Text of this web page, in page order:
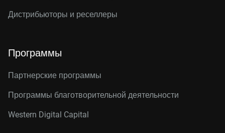
Дистрибьюторы и реселлеры
Программы
Партнерские программы
Программы благотворительной деятельности
Western Digital Capital